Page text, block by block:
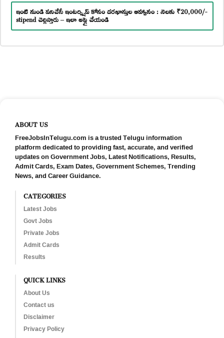
ఇంటి నుండి పనిచేసే ఇంటర్న్షిప్ కోసం దరఖాస్తుల ఆహ్వానం : నెలకు ₹20,000/-
stipend చెల్లిస్తారు – ఇలా అప్లై చేయండి
ABOUT US
FreeJobsInTelugu.com is a trusted Telugu information
platform dedicated to providing fast, accurate, and verified
updates on Government Jobs, Latest Notifications, Results,
Admit Cards, Exam Dates, Government Schemes, Trending
News, and Career Guidance.
CATEGORIES
Latest Jobs
Govt Jobs
Private Jobs
Admit Cards
Results
QUICK LINKS
About Us
Contact us
Disclaimer
Privacy Policy